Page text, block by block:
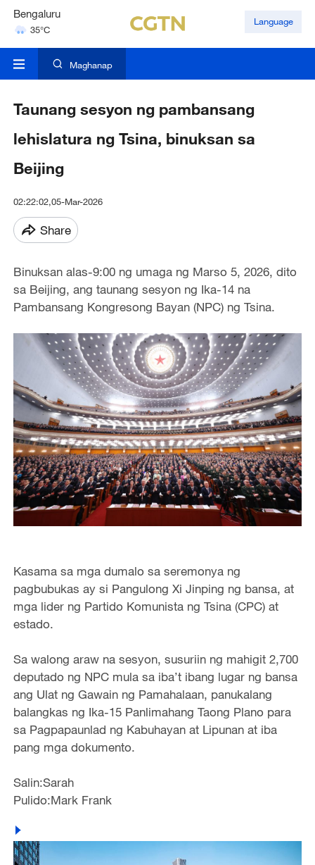
Bengaluru
35°C
Hyderabad
Language
Maghanap
Taunang sesyon ng pambansang
lehislatura ng Tsina, binuksan sa
Beijing
02:22:02,05-Mar-2026
Share
Binuksan alas-9:00 ng umaga ng Marso 5, 2026, dito
sa Beijing, ang taunang sesyon ng Ika-14 na
Pambansang Kongresong Bayan (NPC) ng Tsina.
Kasama sa mga dumalo sa seremonya ng
pagbubukas ay si Pangulong Xi Jinping ng bansa, at
mga lider ng Partido Komunista ng Tsina (CPC) at
estado.
Sa walong araw na sesyon, susuriin ng mahigit 2,700
deputado ng NPC mula sa iba’t ibang lugar ng bansa
ang Ulat ng Gawain ng Pamahalaan, panukalang
balangkas ng Ika-15 Panlimahang Taong Plano para
sa Pagpapaunlad ng Kabuhayan at Lipunan at iba
pang mga dokumento.
Salin:Sarah
Pulido:Mark Frank